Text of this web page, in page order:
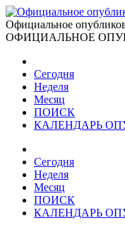
Официальное
ОФИЦИАЛЬНОЕ
Сегодня
Неделя
Месяц
ПОИСК
КАЛЕНДАРЬ
Сегодня
Неделя
Месяц
ПОИСК
КАЛЕНДАРЬ